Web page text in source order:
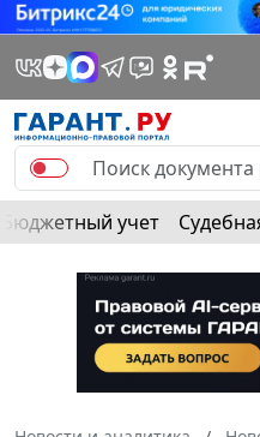
Бюджетный учет